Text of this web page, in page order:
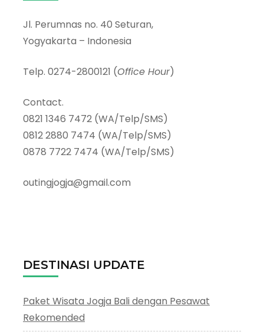
Jl. Perumnas no. 40 Seturan,
Yogyakarta – Indonesia
Telp. 0274-2800121 (Office Hour)
Contact.
0821 1346 7472 (WA/Telp/SMS)
0812 2880 7474 (WA/Telp/SMS)
0878 7722 7474 (WA/Telp/SMS)
outingjogja@gmail.com
DESTINASI UPDATE
Paket Wisata Jogja Bali dengan Pesawat
Rekomended